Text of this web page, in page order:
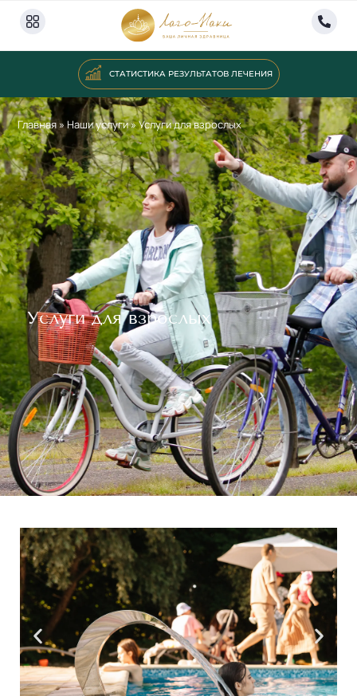
СТАТИСТИКА РЕЗУЛЬТАТОВ ЛЕЧЕНИЯ
Главная »Наши услуги»Услуги для взрослых
Услуги для взрослых